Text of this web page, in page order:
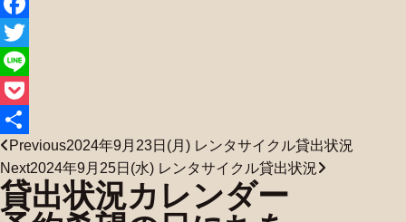
Facebook
Twitter
Line
Pocket
共
有
Previous2024年9月23日(月) レンタサイクル貸出状況
Next2024年9月25日(水) レンタサイクル貸出状況
貸出状況カレンダー